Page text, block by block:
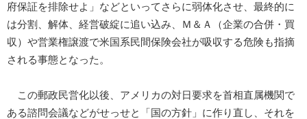
府保証を排除せよ」などといってさらに弱体化させ、最終的に
は分割、解体、経営破綻に追い込み、Ｍ＆Ａ（企業の合併・買
収）や営業権譲渡で米国系民間保険会社が吸収する危険も指摘
される事態となった。
この郵政民営化以後、アメリカの対日要求を首相直属機関で
ある諮問会議などがせっせと「国の方針」に作り直し、それを